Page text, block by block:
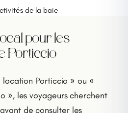
de la baie
pour les
Porticcio
Porticcio » ou «
», les voyageurs cherchent
de consulter les